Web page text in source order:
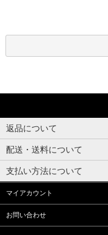
返品について
配送・送料について
支払い方法について
マイアカウント
お問い合わせ